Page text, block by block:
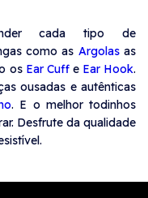
cada tipo de
como as Argolasas
os Ear Cuffe Ear Hook.
ousadas e autênticas
. E o melhor todinhos
Desfrute da qualidade